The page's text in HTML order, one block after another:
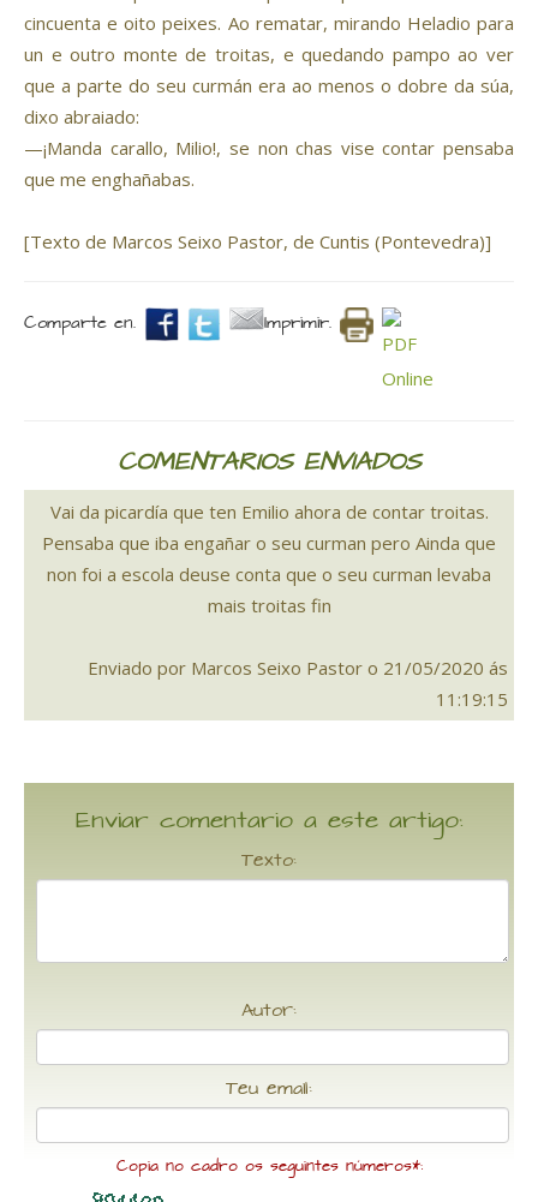
cincuenta e oito peixes. Ao rematar, mirando Heladio para
un e outro monte de troitas, e quedando pampo ao ver
que a parte do seu curmán era ao menos o dobre da súa,
dixo abraiado:
—¡Manda carallo, Milio!, se non chas vise contar pensaba
que me enghañabas.
[Texto de Marcos Seixo Pastor, de Cuntis (Pontevedra)]
Comparte en. Imprimir.
COMENTARIOS ENVIADOS
Vai da picardía que ten Emilio ahora de contar troitas.
Pensaba que iba engañar o seu curman pero Ainda que
non foi a escola deuse conta que o seu curman levaba
mais troitas fin
Enviado por Marcos Seixo Pastor o 21/05/2020 ás
11:19:15
Enviar comentario a este artigo:
Texto:
Autor:
Teu email:
Copia no cadro os seguintes números*: